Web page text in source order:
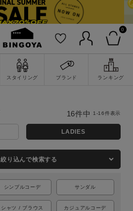
0
スタイリング ブランド ランキング
詳細検索 LADIES
絞り込んで検索する
シンプルコーデ サンダル
シャツ / ブラウス カジュアルコーデ
16件中 1-16件表示